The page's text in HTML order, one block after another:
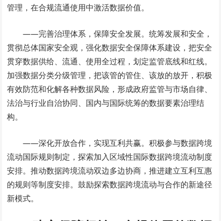
管理，在合规流通使用中激活数据价值。
——完善治理体系，保障安全发展。统筹发展和安全，
贯彻总体国家安全观，强化数据安全保障体系建设，把安全
贯穿数据供给、流通、使用全过程，划定监管底线和红线。
加强数据分类分级管理，把该管的管住、该放的放开，积极
有效防范和化解各种数据风险，形成政府监管与市场自律、
法治与行业自治协同、国内与国际统筹的数据要素治理结
构。
——深化开放合作，实现互利共赢。积极参与数据跨境
流动国际规则制定，探索加入区域性国际数据跨境流动制度
安排。推动数据跨境流动双边多边协商，推进建立互利互惠
的规则等制度安排。鼓励探索数据跨境流动与合作的新途径
新模式。